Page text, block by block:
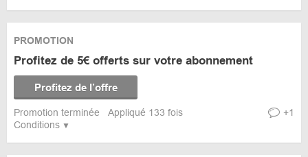
Conditions
PROMOTION
Profitez de 5€ offerts sur votre abonnement
Profitez de l’offre
Promotion terminée Appliqué 133 fois +1